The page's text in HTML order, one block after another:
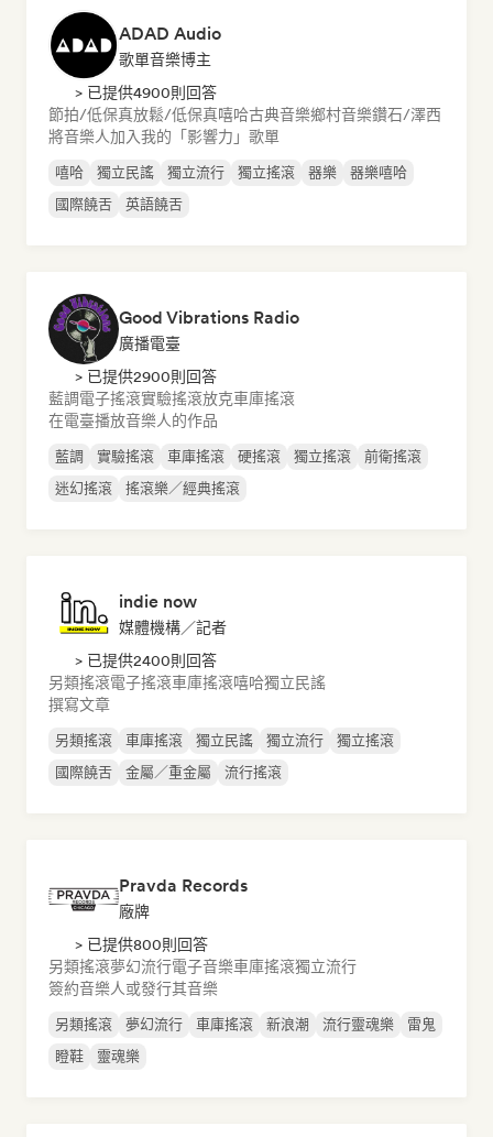
ADAD Audio
歌單音樂博主
> 已提供4900則回答
節拍/低保真放鬆/低保真嘻哈古典音樂鄉村音樂鑽石/澤西
將音樂人加入我的「影響力」歌單
嘻哈 獨立民謠 獨立流行 獨立搖滾 器樂
器樂嘻哈
國際饒舌
英語饒舌
Good Vibrations Radio
廣播電臺
> 已提供2900則回答
藍調電子搖滾實驗搖滾放克車庫搖滾
在電臺播放音樂人的作品
藍調 實驗搖滾 車庫搖滾 硬搖滾 獨立搖滾
前衛搖滾
迷幻搖滾
搖滾樂／經典搖滾
indie now
媒體機構／記者
> 已提供2400則回答
另類搖滾電子搖滾車庫搖滾嘻哈獨立民謠
撰寫文章
另類搖滾 車庫搖滾 獨立民謠 獨立流行
獨立搖滾
國際饒舌
金屬／重金屬 流行搖滾
Pravda Records
廠牌
> 已提供800則回答
另類搖滾夢幻流行電子音樂車庫搖滾獨立流行
簽約音樂人或發行其音樂
另類搖滾 夢幻流行 車庫搖滾 新浪潮 流行靈魂樂
雷鬼
瞪鞋
靈魂樂